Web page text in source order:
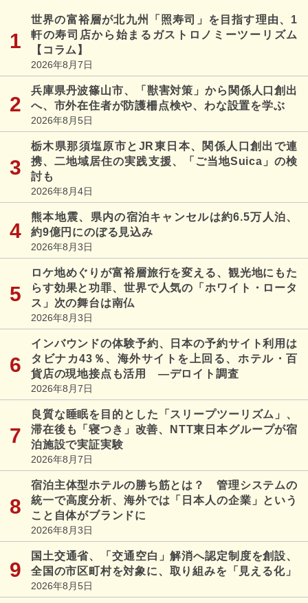
世界の富裕層が北九州「照寿司」を目指す理由、1
軒の寿司店から始まるガストロノミーツーリズム
【コラム】
2026年8月7日
兵庫県丹波篠山市、「獣害対策」から関係人口創出
へ、市外在住者が防護柵点検や、わな設置を学ぶ
2026年8月5日
栃木県那須塩原市とJR東日本、関係人口創出で連
携、二地域居住の実践支援、「ご当地Suica」の検
討も
2026年8月4日
熊本地震、県内の宿泊キャンセルは約6.5万人泊、
約9億円にのぼる見込み
2026年8月3日
ロケ地めぐりが富裕層旅行を変える、観光地にもた
らす効果と功罪、世界で人気の「ホワイト・ロータ
ス」次の舞台は南仏
2026年8月3日
インバウンドの体験予約、日本の予約サイト利用は
タビナカ43％、海外サイトを上回る、ホテル・百
貨店の現地接点も活用 ―デロイト調査
2026年8月7日
良質な睡眠を目的とした「スリープツーリズム」、
滞在後も「寝つき」改善、NTT東日本グループが宿
泊施設で実証実験
2026年8月7日
宿泊主体型ホテルの勝ち筋とは？ 管理システムの
統一で高度分析、海外では「日本人の企業」という
こと自体がブランドに
2026年8月3日
国土交通省、「交通空白」解消へ認定制度を創設、
全国の市区町村を対象に、取り組みを「見える化」
2026年8月5日